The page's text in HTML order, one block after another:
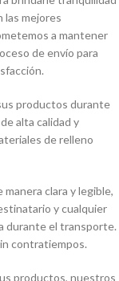
las mejores
a mantener
de envío para
productos durante
alta calidad y
de relleno
clara y legible,
y cualquier
durante el transporte.
contratiempos.
productos, nuestros